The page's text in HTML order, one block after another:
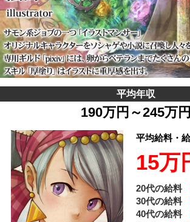
平均年収
190万円～245万円
平均給料・
15万
20代の給料
30代の給料
40代の給料